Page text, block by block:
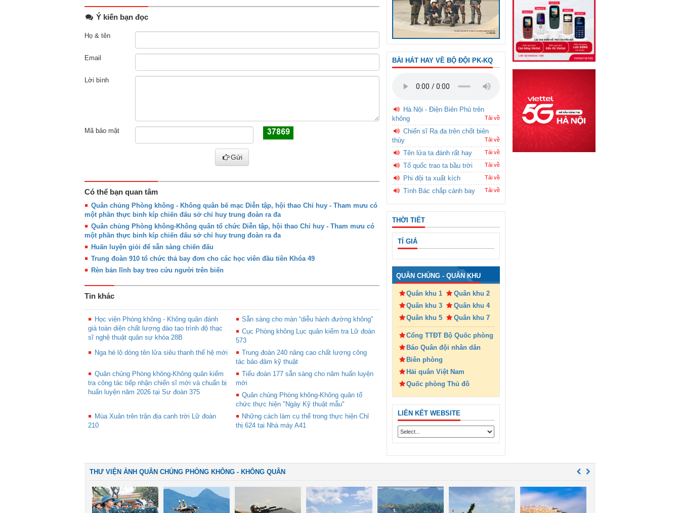
Ý kiến bạn đọc
Họ & tên
Email
Lời bình
Mã bảo mật
Gửi
Có thể bạn quan tâm
Quân chủng Phòng không - Không quân bế mạc Diễn tập, hội thao Chỉ huy - Tham mưu có
một phần thực binh kíp chiến đấu sở chỉ huy trung đoàn ra đa
Quân chủng Phòng không-Không quân tổ chức Diễn tập, hội thao Chỉ huy - Tham mưu có
một phần thực binh kíp chiến đấu sở chỉ huy trung đoàn ra đa
Huấn luyện giỏi để sẵn sàng chiến đấu
Trung đoàn 910 tổ chức thả bay đơn cho các học viên đầu tiên Khóa 49
Rèn bản lĩnh bay treo cứu người trên biển
Tin khác
Học viện Phòng không - Không quân đánh
giá toàn diện chất lượng đào tạo trình độ thạc
sĩ nghệ thuật quân sự khóa 28B
Sẵn sàng cho màn “diễu hành đường không”
Cục Phòng không Lục quân kiểm tra Lữ đoàn
573
Nga hé lộ dòng tên lửa siêu thanh thế hệ mới
Trung đoàn 240 nâng cao chất lượng công
tác bảo đảm kỹ thuật
Quân chủng Phòng không-Không quân kiểm
tra công tác tiếp nhận chiến sĩ mới và chuẩn bị
huấn luyện năm 2026 tại Sư đoàn 375
Tiểu đoàn 177 sẵn sàng cho năm huấn luyện
mới
Quân chủng Phòng không-Không quân tổ
chức thực hiện "Ngày Kỹ thuật mẫu"
Mùa Xuân trên trận địa canh trời Lữ đoàn
210
Những cách làm cụ thể trong thực hiện Chỉ
thị 624 tại Nhà máy A41
BÀI HÁT HAY VỀ BỘ ĐỘI PK-KQ
Hà Nội - Điện Biên Phủ trên
không
Tải về
Chiến sĩ Ra đa trên chốt biên
thùy
Tải về
Tên lửa ta đánh rất hay Tải về
Tổ quốc trao ta bầu trời Tải về
Phi đội ta xuất kích Tải về
Tình Bác chắp cánh bay Tải về
THỜI TIẾT
TỈ GIÁ
QUÂN CHỦNG - QUÂN KHU
Quân khu 1
Quân khu 2
Quân khu 3
Quân khu 4
Quân khu 5
Quân khu 7
Cổng TTĐT Bộ Quốc phòng
Báo Quân đội nhân dân
Biên phòng
Hải quân Việt Nam
Quốc phòng Thủ đô
LIÊN KẾT WEBSITE
THƯ VIỆN ẢNH QUÂN CHỦNG PHÒNG KHÔNG - KHÔNG QUÂN